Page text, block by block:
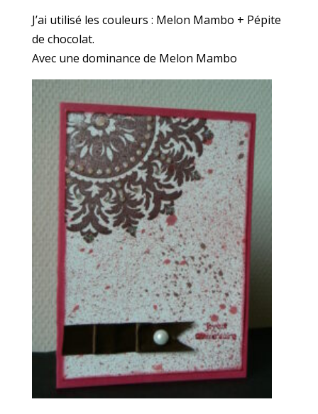
J’ai utilisé les couleurs : Melon Mambo + Pépite
de chocolat.
Avec une dominance de Melon Mambo